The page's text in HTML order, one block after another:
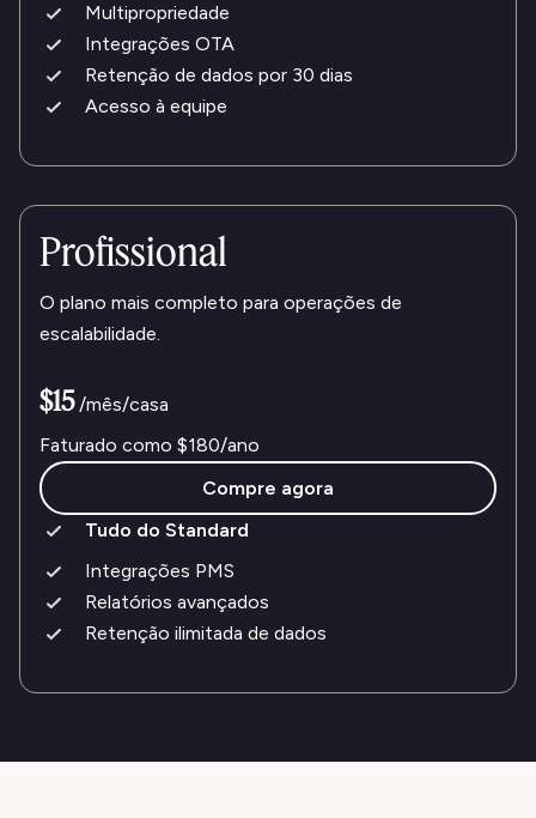
Multipropriedade
Integrações OTA
Retenção de dados por 30 dias
Acesso à equipe
Profissional
O plano mais completo para operações de
escalabilidade.
$15 /mês/casa
Faturado como $180/ano
Compre agora
Tudo do Standard
Integrações PMS
Relatórios avançados
Retenção ilimitada de dados